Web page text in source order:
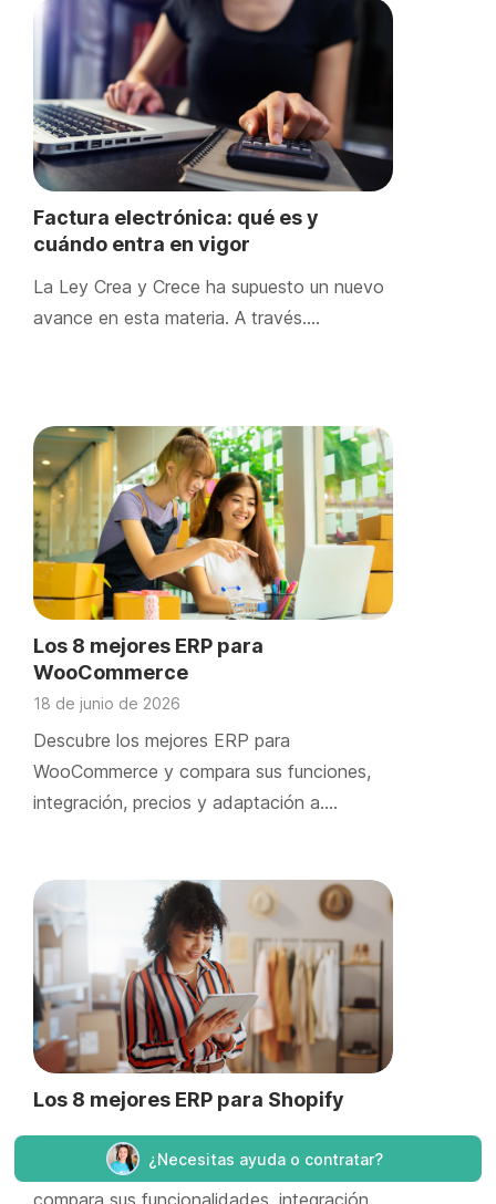
Factura electrónica: qué es y
cuándo entra en vigor
La Ley Crea y Crece ha supuesto un nuevo
avance en esta materia. A través….
Los 8 mejores ERP para
WooCommerce
18 de junio de 2026
Descubre los mejores ERP para
WooCommerce y compara sus funciones,
integración, precios y adaptación a….
Los 8 mejores ERP para Shopify
Descubre los mejores ERP para Shopify y
compara sus funcionalidades, integración,
¿Necesitas ayuda o contratar?